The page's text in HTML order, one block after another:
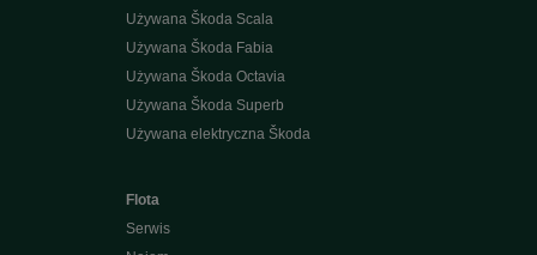
Używana Škoda Scala
Używana Škoda Fabia
Używana Škoda Octavia
Używana Škoda Superb
Używana elektryczna Škoda
Flota
Serwis